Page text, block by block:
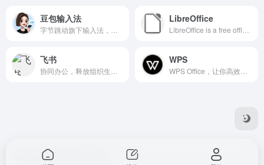
豆包输入法 LibreOffice
飞书 WPS
Copyright © 2026